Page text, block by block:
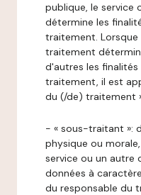
publique, le service
détermine les
traitement.
traitement
d'autres les
traitement, il est
du (/de) traitement
- « sous-traitant »:
physique ou
service ou un autre
données à
du responsable du